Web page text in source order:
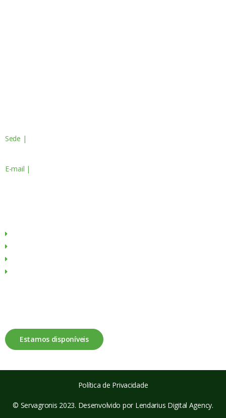
Sede |
E-mail |
Estamos disponíveis
© Servagronis 2023. Desenvolvido por Lendarius Digital Agency.
Política de Privacidade